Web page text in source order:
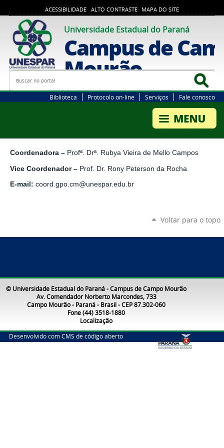
ACESSIBILIDADE ALTO CONTRASTE MAPA DO SITE
Universidade Estadual do Paraná
Campus de
Mourão
Busca
Biblioteca Protocolo on-line Serviços Fale conosco
Coordenadora – Profª. Drª. Rubya Vieira de Mello Campos
Vice Coordenador – Prof. Dr. Rony Peterson da Rocha
E-mail: coord.gpo.cm@unespar.edu.br
Voltar para o topo
© Universidade Estadual do Paraná - Campus de Campo Mourão
Av. Comendador Norberto Marcondes, 733
Campo Mourão - Paraná - Brasil - CEP 87.302-060
Fone (44) 3518-1880
Localização
Desenvolvido com CMS de código aberto